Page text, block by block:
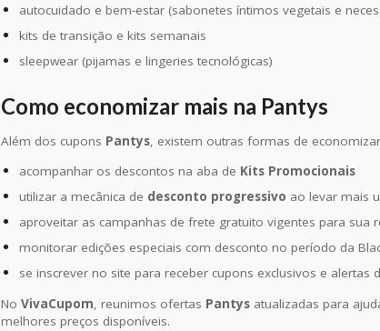
autocuidado e bem-estar (sabonetes íntimos vegetais e
kits de transição e kits semanais
sleepwear (pijamas e lingeries tecnológicas)
Como economizar mais na Pantys
Além dos cupons Pantys , existem outras formas de
acompanhar os descontos na aba de Kits Promocionais
utilizar a mecânica de desconto progressivo ao levar mais
aproveitar as campanhas de frete gratuito vigentes para sua
monitorar edições especiais com desconto no período da
se inscrever no site para receber cupons exclusivos e alertas
No VivaCupom, reunimos ofertas Pantys atualizadas para
melhores preços disponíveis.